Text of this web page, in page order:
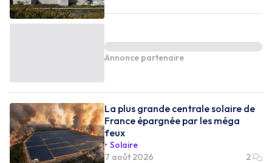
Annonce partenaire
La plus grande centrale solaire de
France épargnée par les méga
feux
Solaire
7 août 2026
2